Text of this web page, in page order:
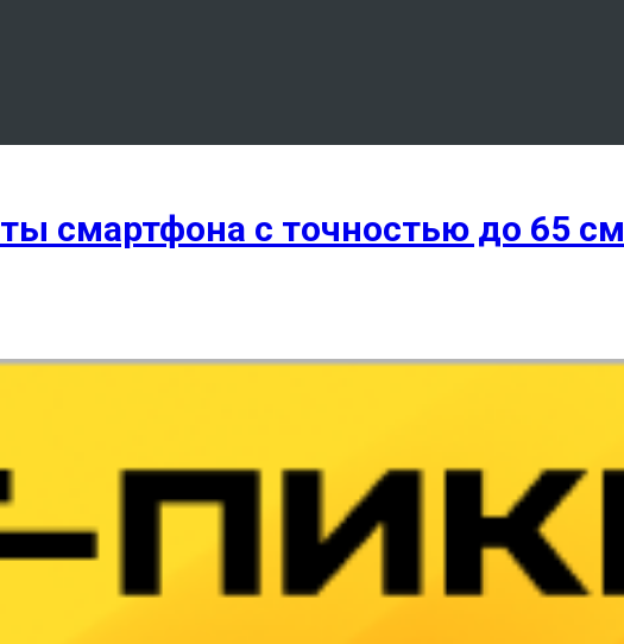
смартфона с точностью до 65 см